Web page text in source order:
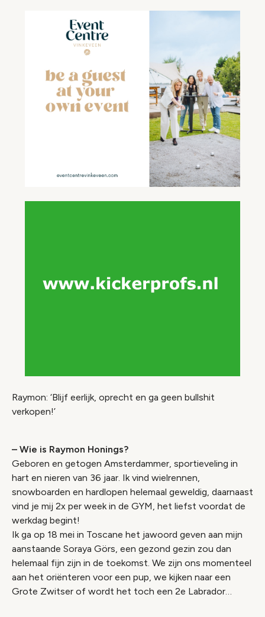
Raymon: ‘Blijf eerlijk, oprecht en ga geen bullshit
verkopen!’
– Wie is Raymon Honings?
Geboren en getogen Amsterdammer, sportieveling in
hart en nieren van 36 jaar. Ik vind wielrennen,
snowboarden en hardlopen helemaal geweldig, daarnaast
vind je mij 2x per week in de GYM, het liefst voordat de
werkdag begint!
Ik ga op 18 mei in Toscane het jawoord geven aan mijn
aanstaande Soraya Görs, een gezond gezin zou dan
helemaal fijn zijn in de toekomst. We zijn ons momenteel
aan het oriënteren voor een pup, we kijken naar een
Grote Zwitser of wordt het toch een 2e Labrador…